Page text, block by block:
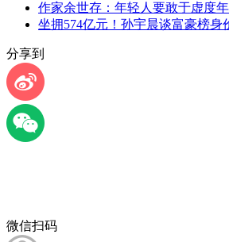
作家余世存：年轻人要敢于虚度
坐拥574亿元！孙宇晨谈富豪榜
分享到
微信扫码